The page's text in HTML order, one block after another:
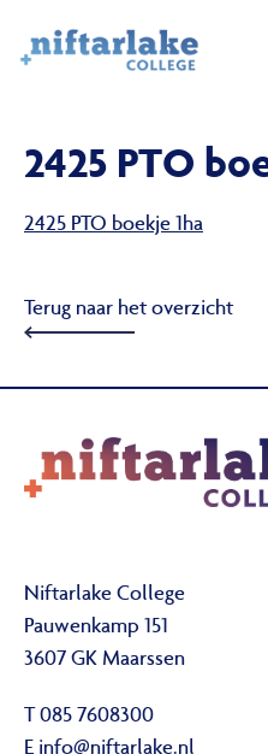
2425 PTO
2425 PTO boekje 1ha
Terug naar het overzicht
Niftarlake College
Pauwenkamp 151
3607 GK Maarssen
T 085 7608300
E info@niftarlake.nl